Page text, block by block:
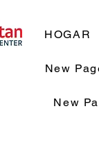
HOGAR
New
New